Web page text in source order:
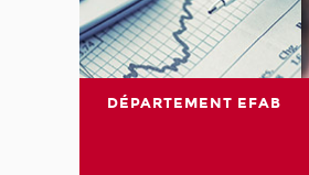
DÉPARTEMENT EFAB